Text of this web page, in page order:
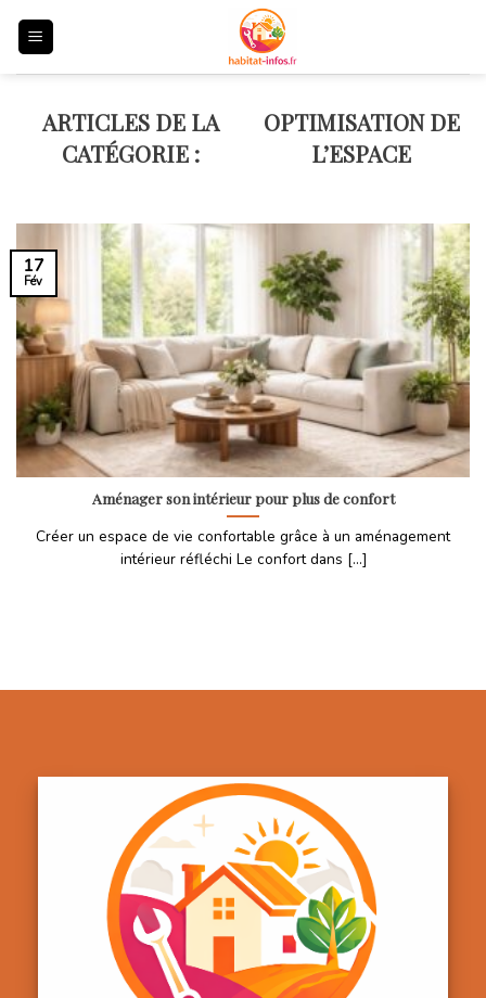
OPTIMISATION DE
L’ESPACE
Aménager son intérieur pour plus de confort
Créer un espace de vie confortable grâce à un aménagement
intérieur réfléchi Le confort dans [...]
17
Fév